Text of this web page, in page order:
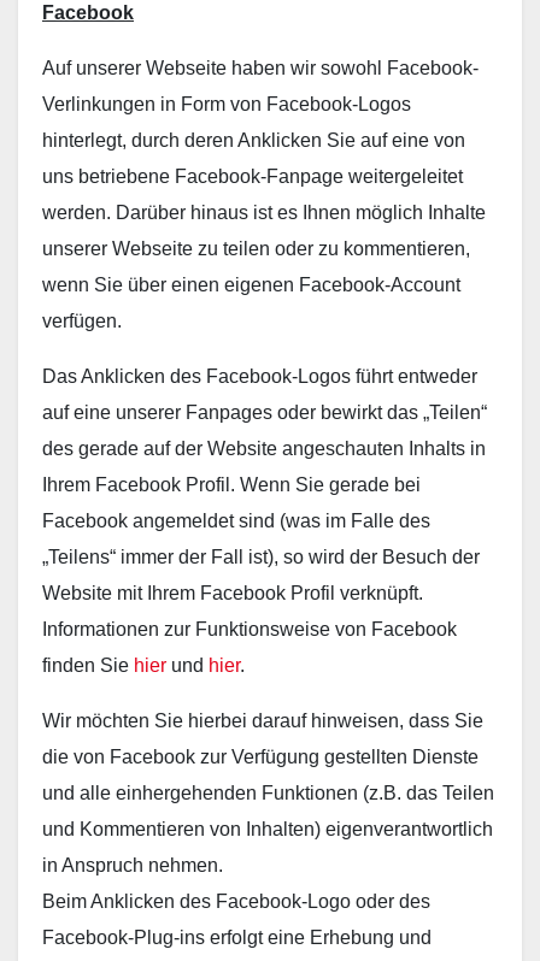
Facebook
Auf unserer Webseite haben wir sowohl Facebook-
Verlinkungen in Form von Facebook-Logos
hinterlegt, durch deren Anklicken Sie auf eine von
uns betriebene Facebook-Fanpage weitergeleitet
werden. Darüber hinaus ist es Ihnen möglich Inhalte
unserer Webseite zu teilen oder zu kommentieren,
wenn Sie über einen eigenen Facebook-Account
verfügen.
Das Anklicken des Facebook-Logos führt entweder
auf eine unserer Fanpages oder bewirkt das „Teilen“
des gerade auf der Website angeschauten Inhalts in
Ihrem Facebook Profil. Wenn Sie gerade bei
Facebook angemeldet sind (was im Falle des
„Teilens“ immer der Fall ist), so wird der Besuch der
Website mit Ihrem Facebook Profil verknüpft.
Informationen zur Funktionsweise von Facebook
finden Sie hier und hier.
Wir möchten Sie hierbei darauf hinweisen, dass Sie
die von Facebook zur Verfügung gestellten Dienste
und alle einhergehenden Funktionen (z.B. das Teilen
und Kommentieren von Inhalten) eigenverantwortlich
in Anspruch nehmen.
Beim Anklicken des Facebook-Logo oder des
Facebook-Plug-ins erfolgt eine Erhebung und